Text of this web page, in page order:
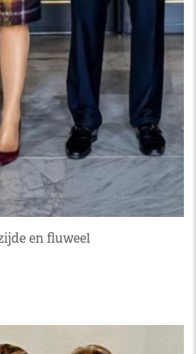
en fluweel